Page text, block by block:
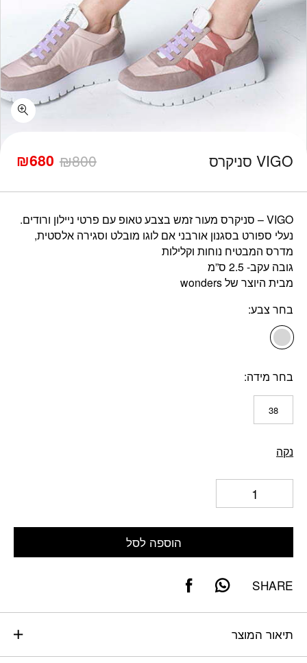
VIGO סניקרס ₪800
המחיר
המקורי
₪800.
₪680 המחיר
הנוכחי
₪680.
VIGO – סניקרס מעור זמש בצבע טאופ עם פרטי ניילון ורודים.
נעלי ספורט בסגנון אורבני אם לוגו מובלט וסגירה אלסטית,
מדרס המבטיח נוחות וקלילות
גובה עקב- 2.5 ס”מ
מבית היוצר של wonders
בחר צבע
בחר מידה
38
נקה
הוספה לסל
SHARE
תיאור המוצר